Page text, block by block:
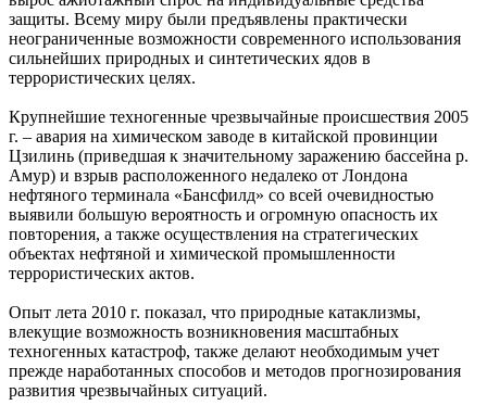
защиты. Всему миру были предъявлены практически
неограниченные возможности современного использования
сильнейших природных и синтетических ядов в
террористических целях.
Крупнейшие техногенные чрезвычайные происшествия 2005
г. – авария на химическом заводе в китайской провинции
Цзилинь (приведшая к значительному заражению бассейна р.
Амур) и взрыв расположенного недалеко от Лондона
нефтяного терминала «Бансфилд» со всей очевидностью
выявили большую вероятность и огромную опасность их
повторения, а также осуществления на стратегических
объектах нефтяной и химической промышленности
террористических актов.
Опыт лета 2010 г. показал, что природные катаклизмы,
влекущие возможность возникновения масштабных
техногенных катастроф, также делают необходимым учет
прежде наработанных способов и методов прогнозирования
развития чрезвычайных ситуаций.